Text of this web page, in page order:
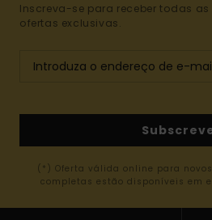
Inscreva-se para receber todas
ofertas exclusivas.
(*) Oferta válida online para
completas estão disponíveis em